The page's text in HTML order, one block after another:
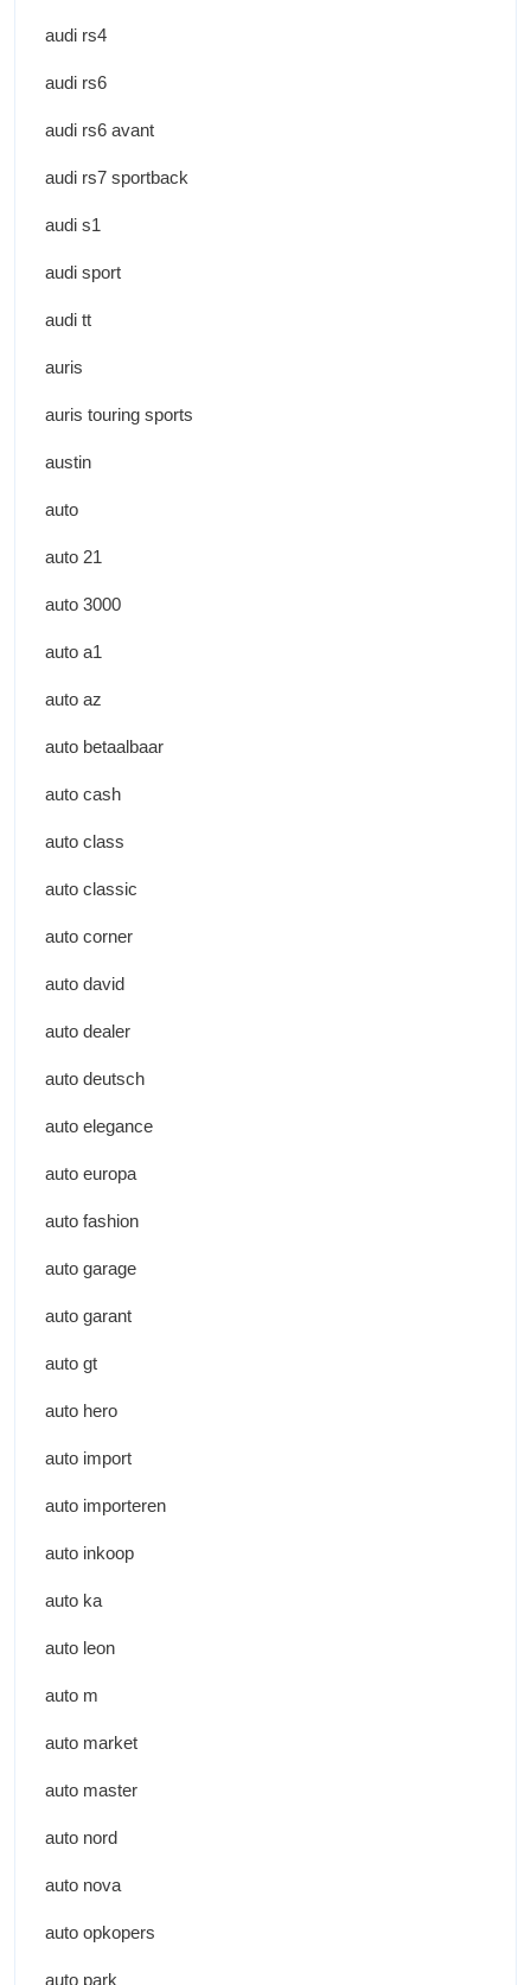
audi rs4
audi rs6
audi rs6 avant
audi rs7 sportback
audi s1
audi sport
audi tt
auris
auris touring sports
austin
auto
auto 21
auto 3000
auto a1
auto az
auto betaalbaar
auto cash
auto class
auto classic
auto corner
auto david
auto dealer
auto deutsch
auto elegance
auto europa
auto fashion
auto garage
auto garant
auto gt
auto hero
auto import
auto importeren
auto inkoop
auto ka
auto leon
auto m
auto market
auto master
auto nord
auto nova
auto opkopers
auto park